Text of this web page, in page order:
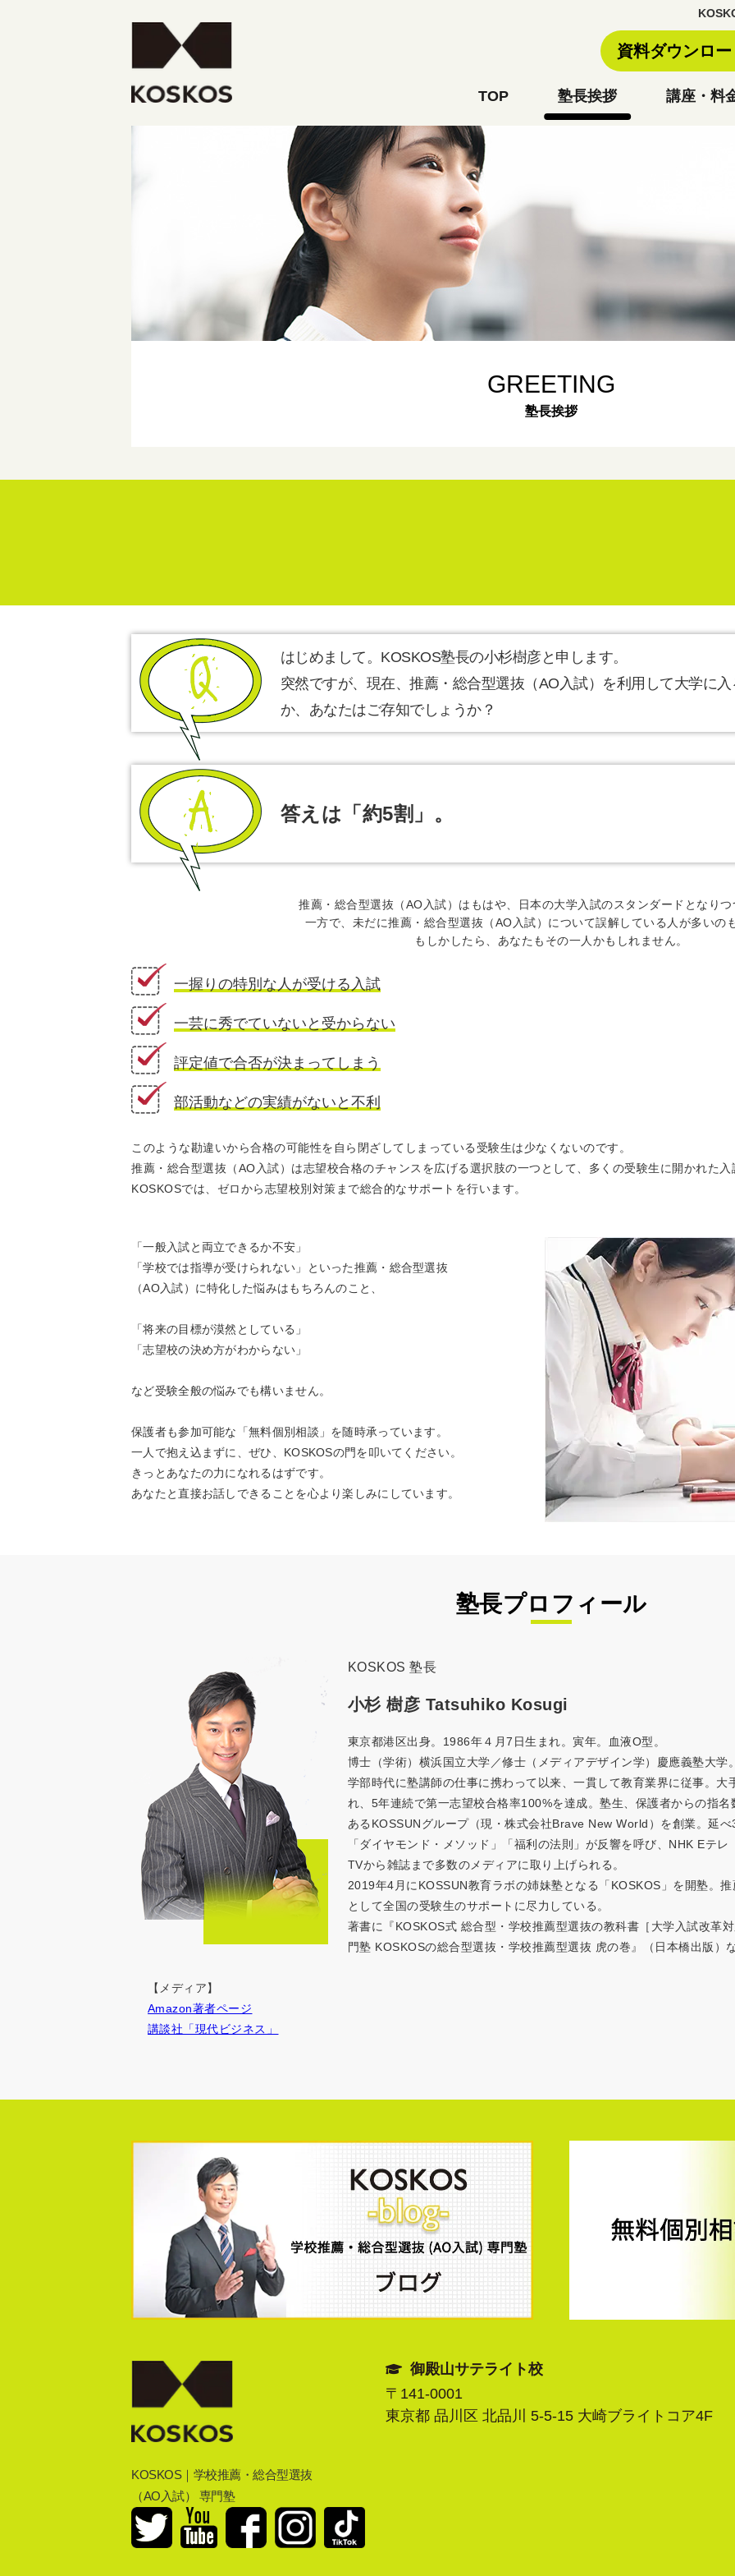
資料ダウンロ
TOP 塾長挨拶 講座・料
GREETING
塾長挨拶
はじめまして。KOSKOS塾長の小杉樹彦と申します。
突然ですが、現在、推薦・総合型選抜（AO入試）を利用して大学に
か、あなたはご存知でしょうか？
答えは「約5割」。
推薦・総合型選抜（AO入試）はもはや、日本の大学入試のスタンダードとなり
一方で、未だに推薦・総合型選抜（AO入試）について誤解している人が多いの
もしかしたら、あなたもその一人かもしれません。
一握りの特別な人が受ける入試
一芸に秀でていないと受からない
評定値で合否が決まってしまう
部活動などの実績がないと不利
このような勘違いから合格の可能性を自ら閉ざしてしまっている受験生は少なくないのです。
推薦・総合型選抜（AO入試）は志望校合格のチャンスを広げる選択肢の一つとして、多くの受験生に開かれた入
KOSKOSでは、ゼロから志望校別対策まで総合的なサポートを行います。
「一般入試と両立できるか不安」
「学校では指導が受けられない」といった推薦・総合型選抜
（AO入試）に特化した悩みはもちろんのこと、
「将来の目標が漠然としている」
「志望校の決め方がわからない」
など受験全般の悩みでも構いません。
保護者も参加可能な「無料個別相談」を随時承っています。
一人で抱え込まずに、ぜひ、KOSKOSの門を叩いてください。
きっとあなたの力になれるはずです。
あなたと直接お話しできることを心より楽しみにしています。
塾長プロフィール
KOSKOS 塾長
小杉 樹彦 Tatsuhiko Kosugi
東京都港区出身。1986年４月7日生まれ。寅年。血液O型。
博士（学術）横浜国立大学／修士（メディアデザイン学）慶應義塾大学
学部時代に塾講師の仕事に携わって以来、一貫して教育業界に従事。
れ、5年連続で第一志望校合格率100%を達成。塾生、保護者からの指
あるKOSSUNグループ（現・株式会社Brave New World）を創業。延
「ダイヤモンド・メソッド」「福利の法則」が反響を呼び、NHK Eテ
TVから雑誌まで多数のメディアに取り上げられる。
2019年4月にKOSSUN教育ラボの姉妹塾となる「KOSKOS」を開塾。
として全国の受験生のサポートに尽力している。
著書に『KOSKOS式 総合型・学校推薦型選抜の教科書［大学入試改革
門塾 KOSKOSの総合型選抜・学校推薦型選抜 虎の巻』（日本橋出版）
【メディア】
Amazon著者ページ
講談社「現代ビジネス」
KOSKOS｜学校推薦・総合型選抜
（AO入試） 専門塾
御殿山サテライト校
〒141-0001
東京都 品川区 北品川 5-5-15 大崎ブライトコア4F